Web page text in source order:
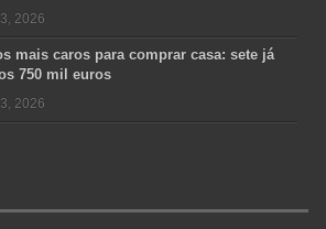
2026
mais caros para comprar casa: sete já
750 mil euros
2026